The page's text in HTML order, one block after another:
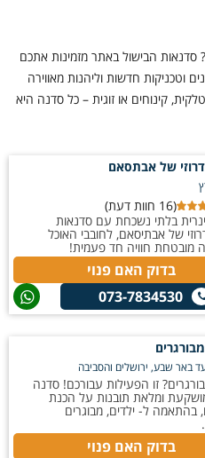
לכם לבשל יחד, לטעום, לצחוק
תיצרו מנות משותפות ותסיימו
במקום מסיבה רגילה – סדנת
שמוסיפים המון צבע לחגיגה. כל
טוב. דרך מקורית לגבש את הצוות
לשים, מערבבים ומכינים מנות
ועוד. דרך מושלמת לפתח יצירתיות,
וכיפית.
צוות האתר לשירותכם לכל
הבישול באתר מזמינות אתכם
וטכניקות חדשות וליהנות מאווירה
קינוחים או זוגית – כל סדנה היא
של אבתסאם
(16 חוות דעת)
בלתי נשכחת עם סדנאות
של אבתיסאם, לחובבי האוכל
מובטחת חוויה חד פעמית!
בדוק האם פנוי
073-7834530
באר שבע, ירושלים והסביבה
זו הפעילות עבורכם! סדנה
ומלאת תובנות על הכנת
בהתאמה ל- ילדים, מבוגרים
בדוק האם פנוי